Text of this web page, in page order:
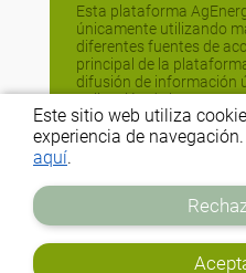
Esta plataforma
únicamente utilizando
diferentes fuentes de
principal de la
difusión de información
aplicación de las
de energía fósil (FEFTS),
comerciales o
info@agrofossilfree.eu
Este sitio web utiliza
experiencia de
aquí.